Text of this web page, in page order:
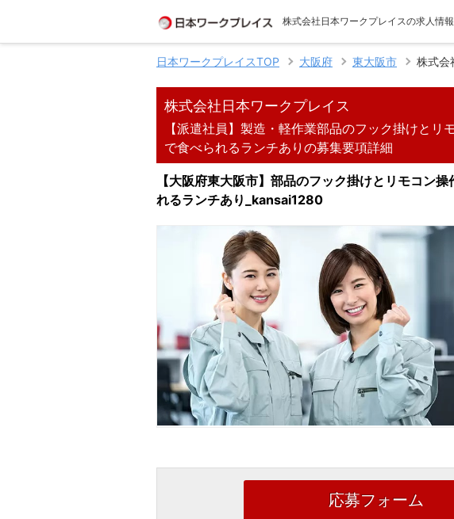
株式会社日本ワークプレイスの求人情
日本ワークプレイスTOP 大阪府 東大阪市 株式会
株式会社日本ワークプレイス
【派遣社員】製造・軽作業部品のフック掛けと
で食べられるランチありの募集要項詳細
【大阪府東大阪市】部品のフック掛けとリモコ
れるランチあり_kansai1280
応募フォーム